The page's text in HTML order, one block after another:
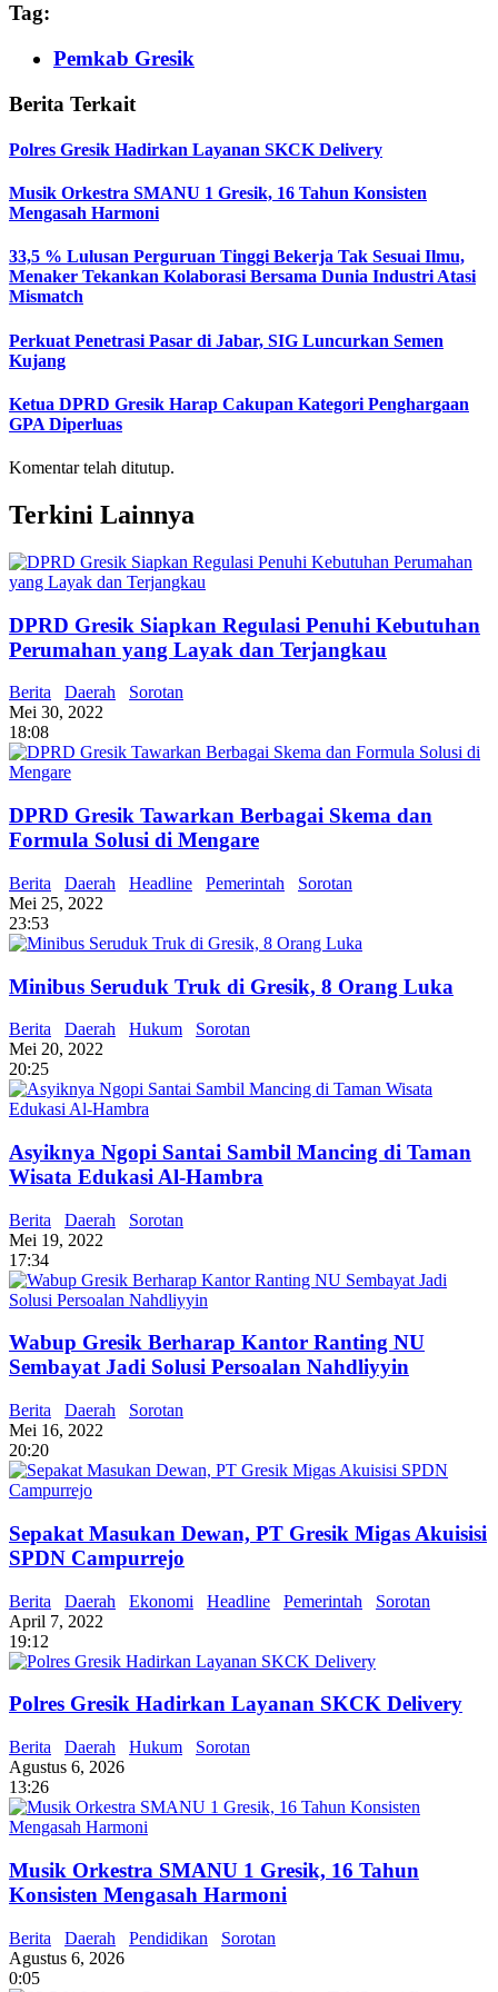
Tag:
Pemkab Gresik
Berita Terkait
Polres Gresik Hadirkan Layanan SKCK Delivery
Musik Orkestra SMANU 1 Gresik, 16 Tahun Konsisten
Mengasah Harmoni
33,5 % Lulusan Perguruan Tinggi Bekerja Tak Sesuai Ilmu,
Menaker Tekankan Kolaborasi Bersama Dunia Industri Atasi
Mismatch
Perkuat Penetrasi Pasar di Jabar, SIG Luncurkan Semen
Kujang
Ketua DPRD Gresik Harap Cakupan Kategori Penghargaan
GPA Diperluas
Komentar telah ditutup.
Terkini Lainnya
DPRD Gresik Siapkan Regulasi Penuhi Kebutuhan
Perumahan yang Layak dan Terjangkau
Berita Daerah
Sorotan
Mei 30, 2022
18:08
DPRD Gresik Tawarkan Berbagai Skema dan
Formula Solusi di Mengare
Berita Daerah Headline Pemerintah
Sorotan
Mei 25, 2022
23:53
Minibus Seruduk Truk di Gresik, 8 Orang Luka
Berita Daerah Hukum
Sorotan
Mei 20, 2022
20:25
Asyiknya Ngopi Santai Sambil Mancing di Taman
Wisata Edukasi Al-Hambra
Berita Daerah
Sorotan
Mei 19, 2022
17:34
Wabup Gresik Berharap Kantor Ranting NU
Sembayat Jadi Solusi Persoalan Nahdliyyin
Berita Daerah
Sorotan
Mei 16, 2022
20:20
Sepakat Masukan Dewan, PT Gresik Migas Akuisisi
SPDN Campurrejo
Berita Daerah Ekonomi Headline Pemerintah
Sorotan
April 7, 2022
19:12
Polres Gresik Hadirkan Layanan SKCK Delivery
Berita Daerah Hukum
Sorotan
Agustus 6, 2026
13:26
Musik Orkestra SMANU 1 Gresik, 16 Tahun
Konsisten Mengasah Harmoni
Berita Daerah Pendidikan
Sorotan
Agustus 6, 2026
0:05